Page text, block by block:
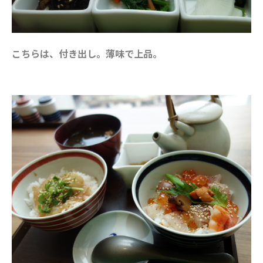
こちらは、付き出し。薄味で上品。